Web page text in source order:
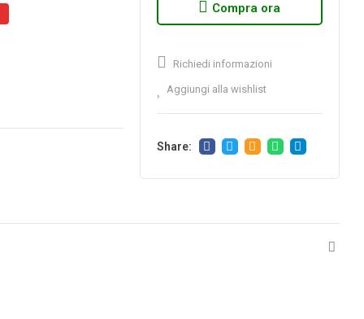
Compra ora
Richiedi informazioni
Aggiungi alla wishlist